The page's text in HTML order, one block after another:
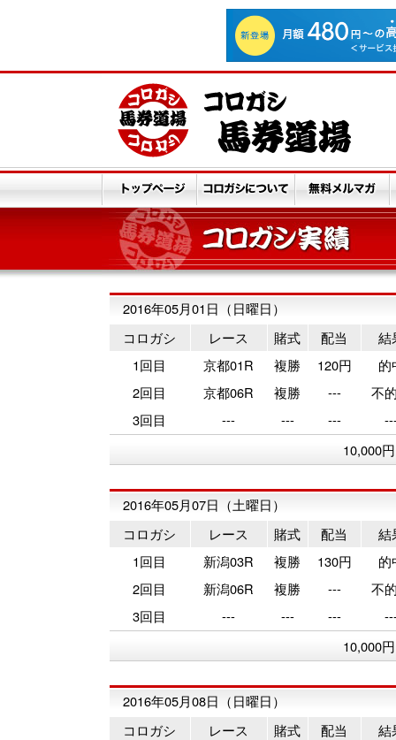
2016年05月01日（日曜日）
コロガシ
レース 賭式 配当
結
1回目
京都01R 複勝 120円
的
2回目
京都06R 複勝 ---
不
3回目
--- --- ---
10,000
2016年05月07日（土曜日）
コロガシ
レース 賭式 配当
結
1回目
新潟03R 複勝 130円
的
2回目
新潟06R 複勝 ---
不
3回目
--- --- ---
10,000
2016年05月08日（日曜日）
コロガシ
レース 賭式 配当
結